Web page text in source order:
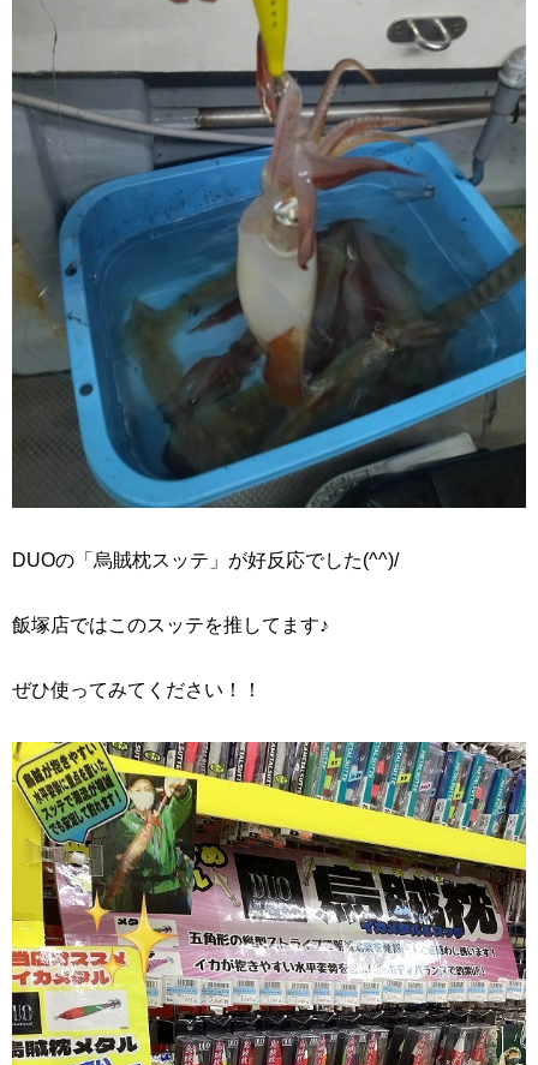
DUOの「烏賊枕スッテ」が好反応でした(^^)/
飯塚店ではこのスッテを推してます♪
ぜひ使ってみてください！！